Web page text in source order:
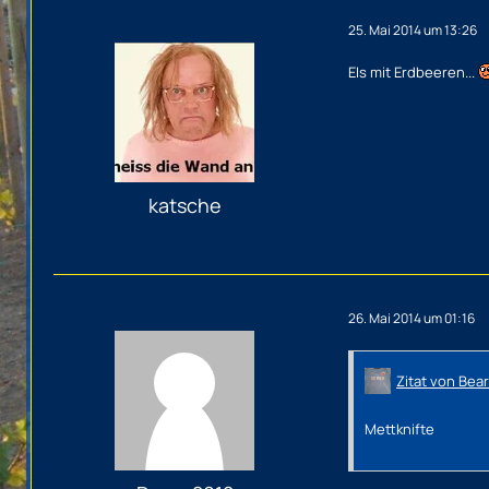
katsche
25. Mai 2014 um 13:26
EIs mit Erdbeeren...
26. Mai 2014 um 01:16
Zitat von Bear
Mettknifte